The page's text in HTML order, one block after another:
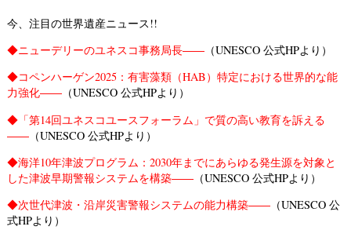
今、注目の世界遺産ニュース!!
◆ニューデリーのユネスコ事務局長――（UNESCO 公式HPより）
◆コペンハーゲン2025：有害藻類（HAB）特定における世界的な能
力強化――（UNESCO 公式HPより）
◆「第14回ユネスコユースフォーラム」で質の高い教育を訴える
――（UNESCO 公式HPより）
◆海洋10年津波プログラム：2030年までにあらゆる発生源を対象と
した津波早期警報システムを構築――（UNESCO 公式HPより）
◆次世代津波・沿岸災害警報システムの能力構築――（UNESCO 公
式HPより）